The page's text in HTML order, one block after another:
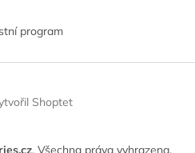
program
Shoptet
. Všechna práva vyhrazena.